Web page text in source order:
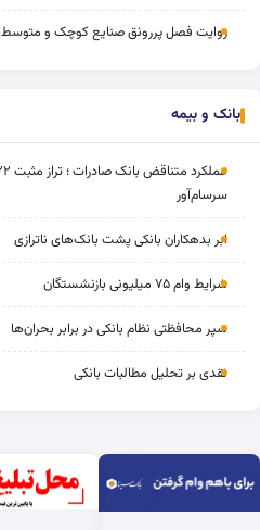
روایت فصل پررونق صنایع کوچک و متوسط
بانک و بیمه
سرسام‌آور
ابر بدهکاران بانکی پشت بانک‌های ناترازی
شرایط وام ۷۵ میلیونی بازنشستگان
سپر محافظتی نظام بانکی در برابر بحران‌ها
نقدی بر تحلیل مطالبات بانکی